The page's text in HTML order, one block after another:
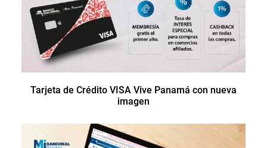
Tarjeta de Crédito VISA Vive Panamá con nueva
imagen